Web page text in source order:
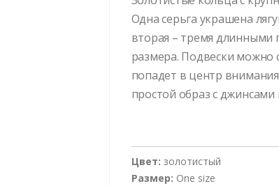
Одна серьга украшена
вторая – тремя длинными
размера. Подвески можно
попадет в центр
простой образ с джинсами
Цвет: золотистый
Размер: One size